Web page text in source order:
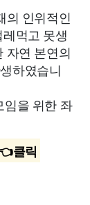
의 인위적인
먹고 못생
자연 본연의
하였습니
임을 위한 좌
클릭